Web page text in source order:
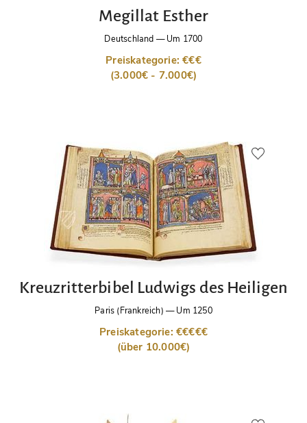
Megillat Esther
Deutschland —Um 1700
Preiskategorie: €€€
(3.000€ - 7.000€)
Kreuzritterbibel Ludwigs des Heiligen
Paris (Frankreich) —Um 1250
Preiskategorie: €€€€€
(über 10.000€)